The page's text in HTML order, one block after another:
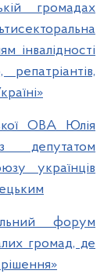
громадах
інвалідності
ОВА Юлія
депутатом
українців
форум
громад, де